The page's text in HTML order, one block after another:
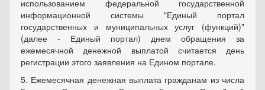
использованием федеральной государственной
информационной системы "Единый портал
государственных и муниципальных услуг (функций)"
(далее - Единый портал) днем обращения за
ежемесячной денежной выплатой считается день
регистрации этого заявления на Едином портале.
5. Ежемесячная денежная выплата гражданам из числа